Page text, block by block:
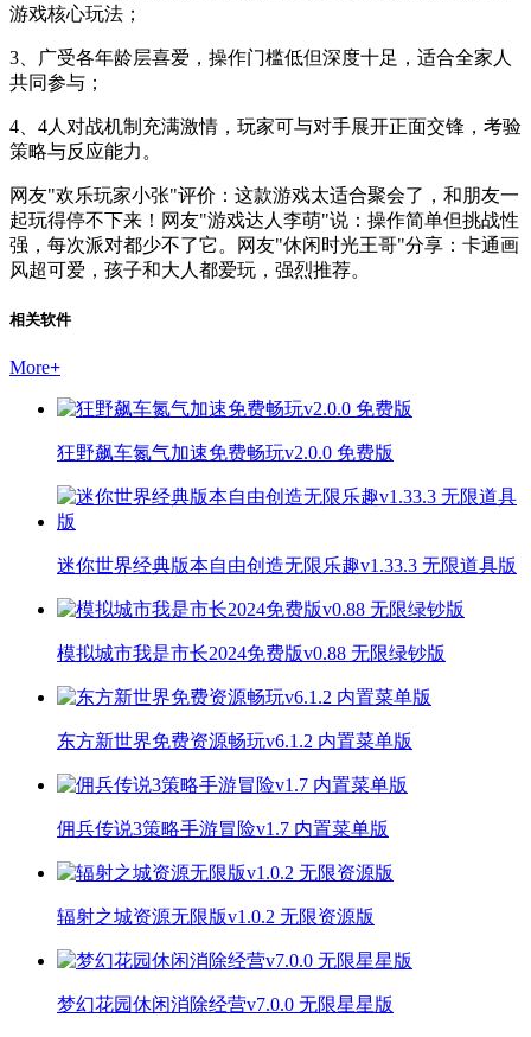
游戏核心玩法；
3、广受各年龄层喜爱，操作门槛低但深度十足，适合全家人
共同参与；
4、4人对战机制充满激情，玩家可与对手展开正面交锋，考验
策略与反应能力。
网友"欢乐玩家小张"评价：这款游戏太适合聚会了，和朋友一
起玩得停不下来！网友"游戏达人李萌"说：操作简单但挑战性
强，每次派对都少不了它。网友"休闲时光王哥"分享：卡通画
风超可爱，孩子和大人都爱玩，强烈推荐。
相关软件
More+
狂野飙车氮气加速免费畅玩v2.0.0 免费版
迷你世界经典版本自由创造无限乐趣v1.33.3 无限道具版
模拟城市我是市长2024免费版v0.88 无限绿钞版
东方新世界免费资源畅玩v6.1.2 内置菜单版
佣兵传说3策略手游冒险v1.7 内置菜单版
辐射之城资源无限版v1.0.2 无限资源版
梦幻花园休闲消除经营v7.0.0 无限星星版